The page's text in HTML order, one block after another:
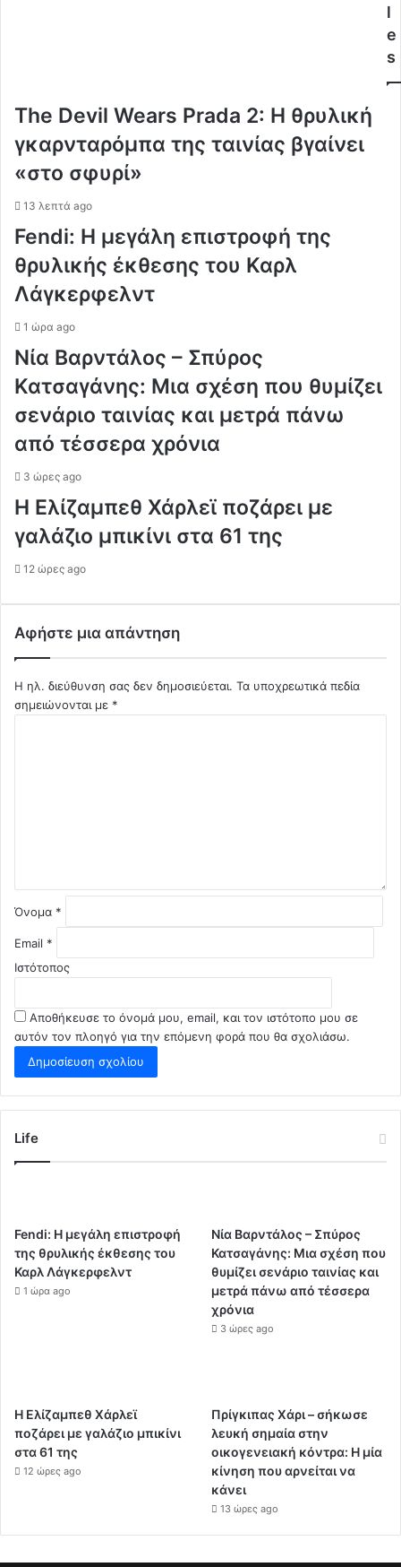
l
e
s
The Devil Wears Prada 2: Η θρυλική
γκαρνταρόμπα της ταινίας βγαίνει
«στο σφυρί»
13 λεπτά ago
Fendi: Η μεγάλη επιστροφή της
θρυλικής έκθεσης του Καρλ
Λάγκερφελντ
1 ώρα ago
Νία Βαρντάλος – Σπύρος
Κατσαγάνης: Μια σχέση που θυμίζει
σενάριο ταινίας και μετρά πάνω
από τέσσερα χρόνια
3 ώρες ago
Η Ελίζαμπεθ Χάρλεϊ ποζάρει με
γαλάζιο μπικίνι στα 61 της
12 ώρες ago
Αφήστε μια απάντηση
Η ηλ. διεύθυνση σας δεν δημοσιεύεται. Τα υποχρεωτικά πεδία
σημειώνονται με *
Όνομα *
Email *
Ιστότοπος
Αποθήκευσε το όνομά μου, email, και τον ιστότοπο μου σε
αυτόν τον πλοηγό για την επόμενη φορά που θα σχολιάσω.
Life
Fendi: Η μεγάλη επιστροφή
της θρυλικής έκθεσης του
Καρλ Λάγκερφελντ
1 ώρα ago
Νία Βαρντάλος – Σπύρος
Κατσαγάνης: Μια σχέση που
θυμίζει σενάριο ταινίας και
μετρά πάνω από τέσσερα
χρόνια
3 ώρες ago
Η Ελίζαμπεθ Χάρλεϊ
ποζάρει με γαλάζιο μπικίνι
στα 61 της
12 ώρες ago
Πρίγκιπας Χάρι – σήκωσε
λευκή σημαία στην
οικογενειακή κόντρα: Η μία
κίνηση που αρνείται να
κάνει
13 ώρες ago